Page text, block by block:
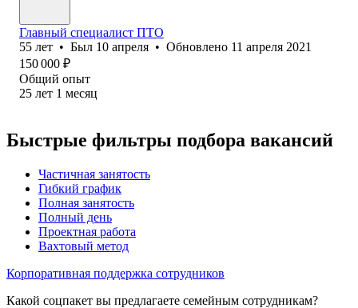
Главный специалист ПТО
55 лет • Был 10 апреля • Обновлено 11 апреля 2021
150 000 ₽
Общий опыт
25 лет 1 месяц
Быстрые фильтры подбора вакансий
Частичная занятость
Гибкий график
Полная занятость
Полный день
Проектная работа
Вахтовый метод
Корпоративная поддержка сотрудников
Какой соцпакет вы предлагаете семейным сотрудникам?